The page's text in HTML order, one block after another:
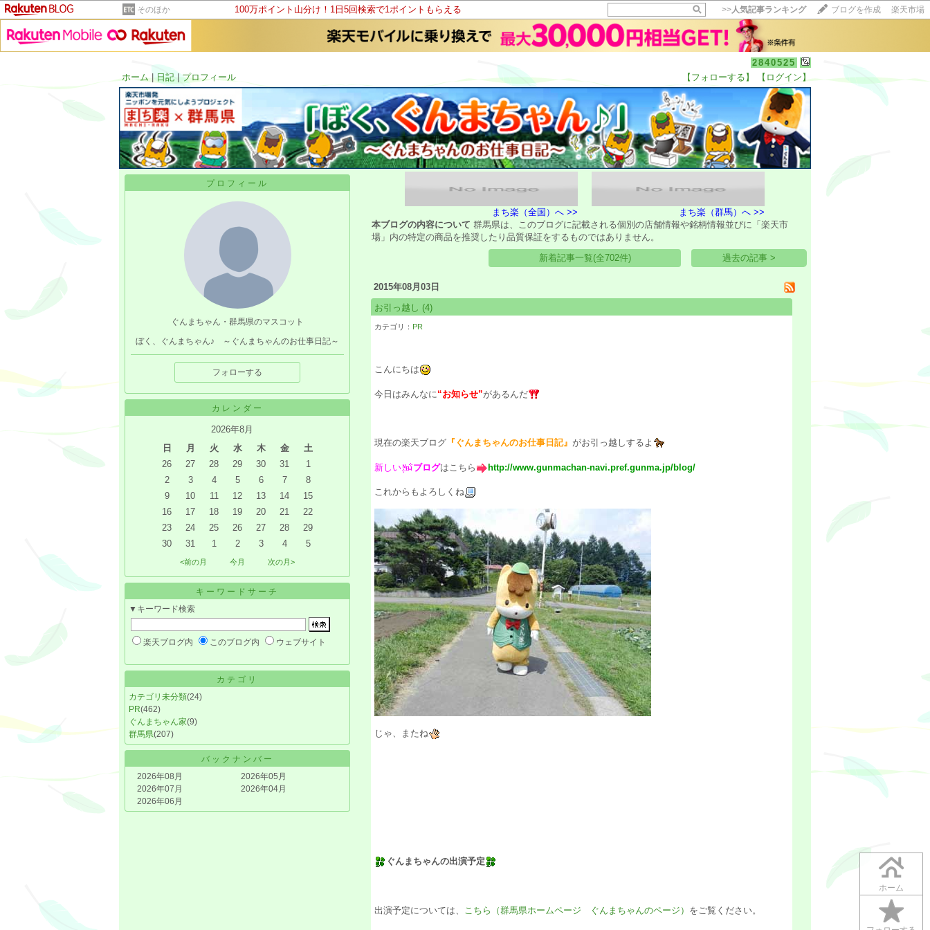
そのほか 100万ポイント山分け！1日5回検索で1ポイントもらえる >>人気記事ランキング ブログを作成 楽天市場
2840525
ホーム| 日記|プロフィール 【フォローする】 【ログイン】
プロフィール
ぐんまちゃん・群馬県のマスコット
ぼく、ぐんまちゃん♪ ～ぐんまちゃんのお仕事日記～
フォローする
カレンダー
2026年8月
日
月 火 水 木 金
土
26
27 28 29 30 31
1
2
3 4 5 6 7
8
9
10 11 12 13 14
15
16
17 18 19 20 21
22
23
24 25 26 27 28
29
30
31 1 2 3 4 5
<前の月 今月 次の月>
キーワードサーチ
▼キーワード検索
楽天ブログ内 このブログ内 ウェブサイト
カテゴリ
カテゴリ未分類(24)
PR(462)
ぐんまちゃん家(9)
群馬県(207)
バックナンバー
2026年08月
2026年07月
2026年06月
2026年05月
2026年04月
まち楽（全国）へ >>
まち楽（群馬）へ >>
本ブログの内容について 群馬県は、このブログに記載される個別の店舗情報や銘柄情報並びに「楽天市
場」内の特定の商品を推奨したり品質保証をするものではありません。
新着記事一覧(全702件)
過去の記事 >
2015年08月03日
お引っ越し (4)
カテゴリ： PR
こんにちは
今日はみんなに “お知らせ”があるんだ
現在の楽天ブログ 『ぐんまちゃんのお仕事日記』 がお引っ越しするよ
新しい ブログはこちら http://www.gunmachan-navi.pref.gunma.jp/blog/
これからもよろしくね
じゃ、またね
ぐんまちゃんの出演予定
出演予定については、 こちら（群馬県ホームページ ぐんまちゃんのページ） をご覧ください。
ホーム
【毎日開催】
15記事にいいね！で1ポイント
いいね!